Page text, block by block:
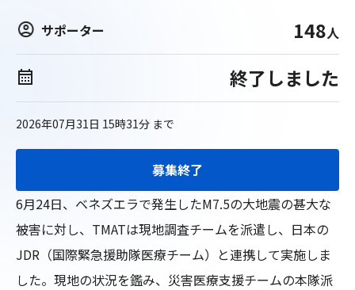
サポーター 148人
終了しました
2026年07月31日 15時31分 まで
募集終了
6月24日、ベネズエラで発生したM7.5の大地震の甚大な
被害に対し、TMATは現地調査チームを派遣し、日本の
JDR（国際緊急援助隊医療チーム）と連携して実施しま
した。現地の状況を鑑み、災害医療支援チームの本隊派